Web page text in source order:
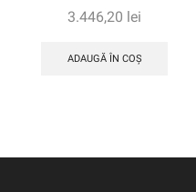
3.446,20 lei
ADAUGĂ ÎN COȘ